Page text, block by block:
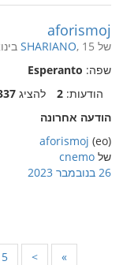
aforismoj
של SHARIANO, 15 בינואר 2021
שפה: Esperanto
הודעות: 2 להציג
הודעה אחרונה
(eo)
aforismoj
של cnemo
26 בנובמבר 2023
5 > »